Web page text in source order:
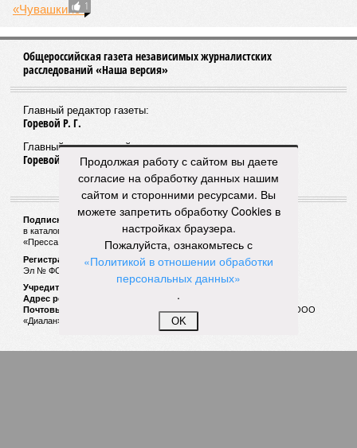
В Чувашии ввели обязательные QR-коды при
посещении социально-культурных учреждений и
заведений общепита
Теория бизнес-эволюции в период пандемии
Глава минэкономразвития Чувашии Дмитрий
Краснов провел брифинг по мерам поддержки
бизнеса в условиях ограничений
Продолжая работу с сайтом вы даете
согласие на обработку данных нашим
сайтом и сторонними ресурсами. Вы
можете запретить обработку Cookies в
настройках браузера.
Пожалуйста, ознакомьтесь с
«Политикой в отношении обработки
персональных данных»
.
OK